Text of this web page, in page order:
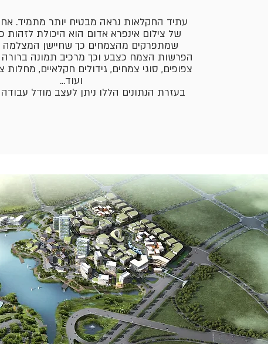
עתיד החקלאות נראה מבטיח יותר מתמיד.
של צילום אינפרא אדום הוא היכולת לזהות
שמתפרקים מהצמחים כך שחיישן המצלמה
הפרשות הצמח כצבע וכך מרכיב תמונה ברורה
צפופים, סוגי צמחים, גידולים חקלאיים, מחלות
ועוד...
בעזרת הנתונים הללו ניתן לעצב מודל עבודה